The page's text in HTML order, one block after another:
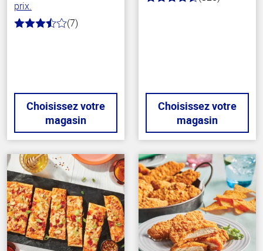
prix.
3.9
(7)
Choisissez votre
magasin
Choisissez votre
magasin